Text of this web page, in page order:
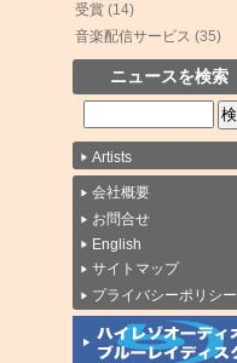
受賞 (14)
音楽配信サービス (35)
ニュースを検索
Artists
会社概要
お問合せ
English
サイトマップ
プライバシーポリシー